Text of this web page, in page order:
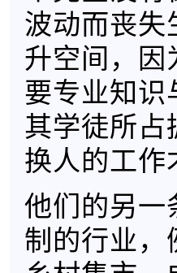
波动而丧
升空间，
要专业知
其学徒所
换人的工
他们的另一
制的行业